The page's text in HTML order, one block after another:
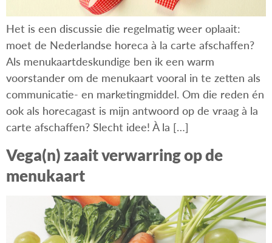
Het is een discussie die regelmatig weer oplaait:
moet de Nederlandse horeca à la carte afschaffen?
Als menukaartdeskundige ben ik een warm
voorstander om de menukaart vooral in te zetten als
communicatie- en marketingmiddel. Om die reden én
ook als horecagast is mijn antwoord op de vraag à la
carte afschaffen? Slecht idee! À la […]
Vega(n) zaait verwarring op de
menukaart